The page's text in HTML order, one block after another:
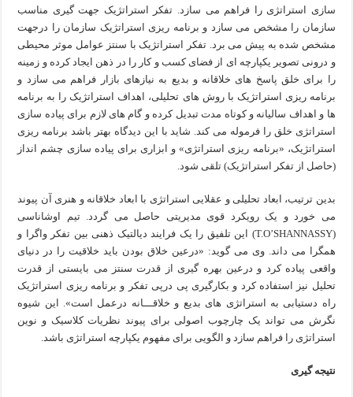
سازی استراتژی را فراهم می سازد. تفکر استراتژیک جهت گیری مناسب
سازمان را مشخص می سازد و برنامه ریزی استراتژیک سازمان را درجهت
مشخص شده به پیش می برد. تفکر استراتژیک با سنتز عوامل موثر محیطی
و درونی تصویر یکپارچه ای از فضای کسب و کار را در ذهن ایجاد کرده و زمینه
را برای خلق پاسخ های خلاقانه و بدیع به نیازهای بازار فراهم می سازد و
برنامه ریزی استراتژیک با روش های تحلیلی،‌ اهداف استراتژیک را به برنامه
ها و اهداف سالیانه و کوتاه مدت تبدیل کرده و گام های لازم برای پیاده سازی
استراتژی خلق را فرموله می کند. شاید با این دیدگاه بهتر باشد برنامه ریزی
استراتژیک، «برنامه ریزی استراتژی» و ابزاری برای پیاده سازی چشم انداز
(حاصل از تفکر استراتژیک) تلقی شود.
بدین ترتیب، ابعاد تحلیلی و عقلایی استراتژی با ابعاد خلاقانه و هنری آن پیوند
می خورد و یک رویکرد قوی مدیریتی حاصل می گردد. تیم اوشاناسی
(T.O’SHANNASSY) این تلفیق را یک فرایند دیالتیک ذهنی بین تفکر واگرا و
همگرا می داند. وی می گوید: «درعین خلاق بودن باید خلاقیت را در دنیای
واقعی پیاده کرد و درعین بهره گیری از قدرت سنتز می بایستی از قدرت
تحلیل نیز استفاده کرد و بکارگیری پی درپی تفکر و برنامه ریزی استراتژیک
راه دستیابی به استراتژی های بدیع و خلاقـــانه درعمل است». این شیوه
نگرش می تواند یک چارچوب اصولی برای پیوند نظریات کلاسیک و نوین
استراتژی را فراهم سازد و الگویی برای مفهوم یکپارچه استراتژی باشد.
نتیجه گیری